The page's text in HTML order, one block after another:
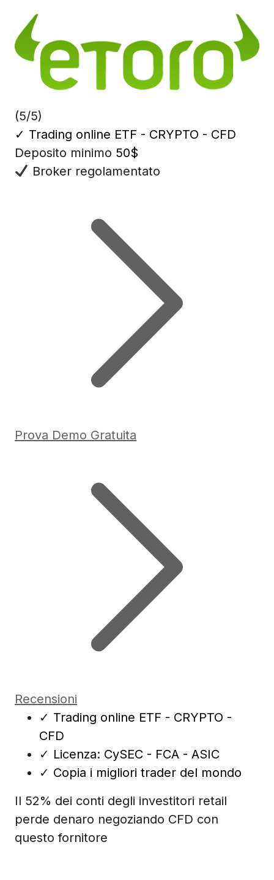
(5/5)
✓ Trading online ETF - CRYPTO - CFD
Deposito minimo 50$
Broker regolamentato
Prova Demo Gratuita
Recensioni
✓ Trading online ETF - CRYPTO -
CFD
✓ Licenza: CySEC - FCA - ASIC
✓ Copia i migliori trader del mondo
Il 52% dei conti degli investitori retail
perde denaro negoziando CFD con
questo fornitore